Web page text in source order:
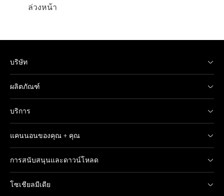
ล่วงหน้า
บริษัท
ผลิตภัณฑ์
บริการ
แคนนอนของคุณ + คุณ
การสนับสนุนและดาวน์โหลด
โซเชียลมีเดีย